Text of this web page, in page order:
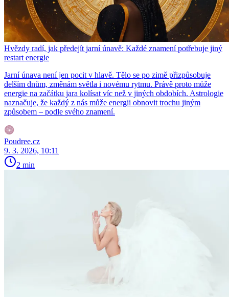
Hvězdy radí, jak předejít jarní únavě: Každé znamení potřebuje jiný
restart energie
Jarní únava není jen pocit v hlavě. Tělo se po zimě přizpůsobuje
delším dnům, změnám světla i novému rytmu. Právě proto může
energie na začátku jara kolísat víc než v jiných obdobích. Astrologie
naznačuje, že každý z nás může energii obnovit trochu jiným
způsobem – podle svého znamení.
Poudree.cz
9. 3. 2026, 10:11
2 min